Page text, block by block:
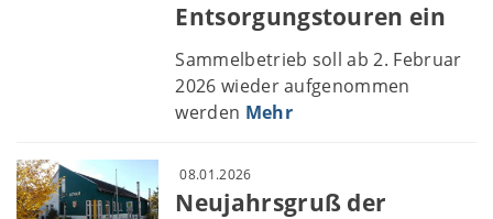
Entsorgungstouren ein
Sammelbetrieb soll ab 2. Februar
2026 wieder aufgenommen
werden Mehr
08.01.2026
Neujahrsgruß der